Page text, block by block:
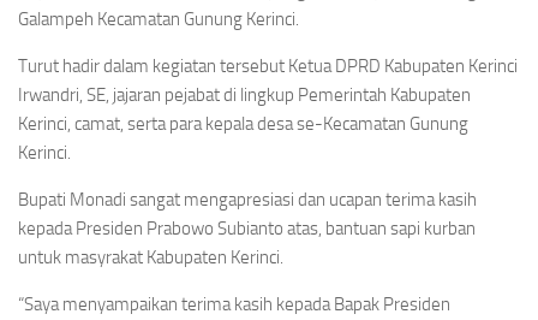
Galampeh Kecamatan Gunung Kerinci.
Turut hadir dalam kegiatan tersebut Ketua DPRD Kabupaten Kerinci
Irwandri, SE, jajaran pejabat di lingkup Pemerintah Kabupaten
Kerinci, camat, serta para kepala desa se-Kecamatan Gunung
Kerinci.
Bupati Monadi sangat mengapresiasi dan ucapan terima kasih
kepada Presiden Prabowo Subianto atas, bantuan sapi kurban
untuk masyrakat Kabupaten Kerinci.
“Saya menyampaikan terima kasih kepada Bapak Presiden